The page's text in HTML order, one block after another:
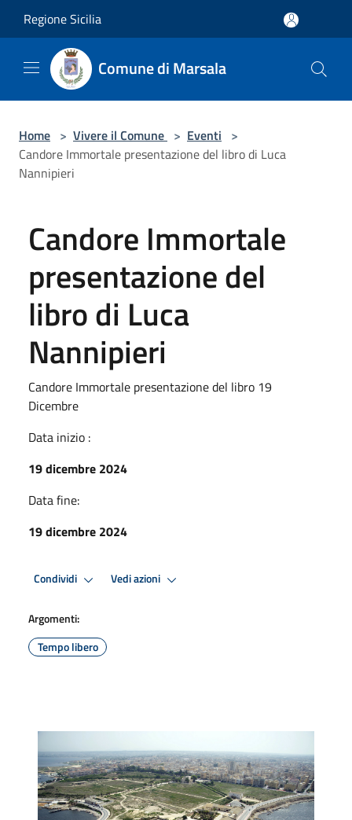
Regione Sicilia
Comune di Marsala
Home > Vivere il Comune > Eventi >
Candore Immortale presentazione del libro di Luca
Nannipieri
Candore Immortale
presentazione del
libro di Luca
Nannipieri
Candore Immortale presentazione del libro 19
Dicembre
Data inizio :
19 dicembre 2024
Data fine:
19 dicembre 2024
Condividi Vedi azioni
Argomenti:
Tempo libero